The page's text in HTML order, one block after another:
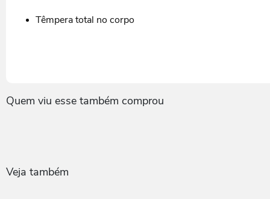
Têmpera total no corpo
Quem viu esse também comprou
Veja também